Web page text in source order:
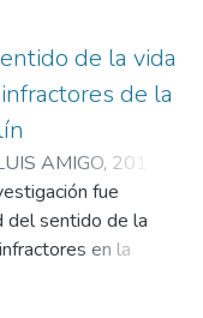
de la vida
de la
AMIGO, 2011-
TISNES; H.
Universidad EAFIT.
;El Método
en las Ciencias
fue
del sentido de la
en la